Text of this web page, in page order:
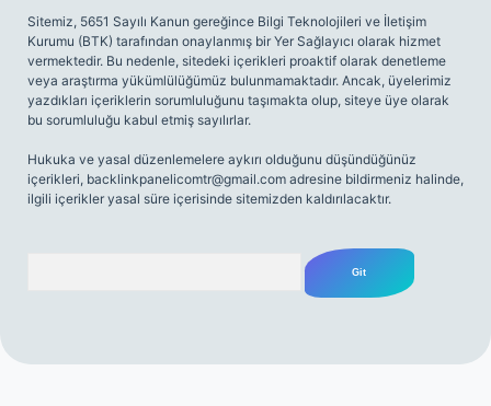
Sitemiz, 5651 Sayılı Kanun gereğince Bilgi Teknolojileri ve İletişim
Kurumu (BTK) tarafından onaylanmış bir Yer Sağlayıcı olarak hizmet
vermektedir. Bu nedenle, sitedeki içerikleri proaktif olarak denetleme
veya araştırma yükümlülüğümüz bulunmamaktadır. Ancak, üyelerimiz
yazdıkları içeriklerin sorumluluğunu taşımakta olup, siteye üye olarak
bu sorumluluğu kabul etmiş sayılırlar.
Hukuka ve yasal düzenlemelere aykırı olduğunu düşündüğünüz
içerikleri, backlinkpanelicomtr@gmail.com adresine bildirmeniz halinde,
ilgili içerikler yasal süre içerisinde sitemizden kaldırılacaktır.